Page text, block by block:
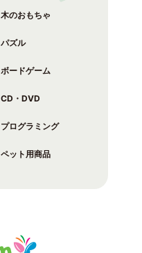
木のおもちゃ
パズル
ボードゲーム
CD・DVD
プログラミング
ペット用商品